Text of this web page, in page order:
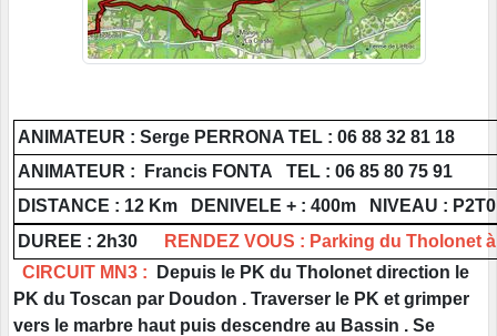
ANIMATEUR : Serge PERRONA TEL : 06 88 32 81 18
ANIMATEUR : Francis FONTA TEL : 06 85 80 75 91
DISTANCE : 12 Km DENIVELE + : 400m NIVEAU : P2T0
DUREE : 2h30
RENDEZ VOUS : Parking du Tholonet
CIRCUIT MN3 : Depuis le PK du Tholonet direction le
PK du Toscan par Doudon . Traverser le PK et grimper
vers le marbre haut puis descendre au Bassin . Se